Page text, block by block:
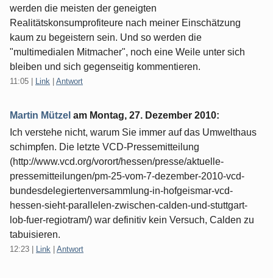
werden die meisten der geneigten
Realitätskonsumprofiteure nach meiner Einschätzung
kaum zu begeistern sein. Und so werden die
"multimedialen Mitmacher", noch eine Weile unter sich
bleiben und sich gegenseitig kommentieren.
11:05 Link Antwort
Martin Mützel am Montag, 27. Dezember 2010:
Ich verstehe nicht, warum Sie immer auf das Umwelthaus
schimpfen. Die letzte VCD-Pressemitteilung
(http://www.vcd.org/vorort/hessen/presse/aktuelle-
pressemitteilungen/pm-25-vom-7-dezember-2010-vcd-
bundesdelegiertenversammlung-in-hofgeismar-vcd-
hessen-sieht-parallelen-zwischen-calden-und-stuttgart-
lob-fuer-regiotram/) war definitiv kein Versuch, Calden zu
tabuisieren.
12:23 Link Antwort